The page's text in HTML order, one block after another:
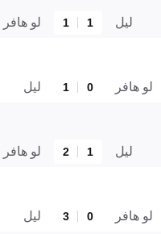
ليل 1
1 لو هافر
لو هافر 0
1 ليل
ليل 1
2 لو هافر
لو هافر 0
3 ليل